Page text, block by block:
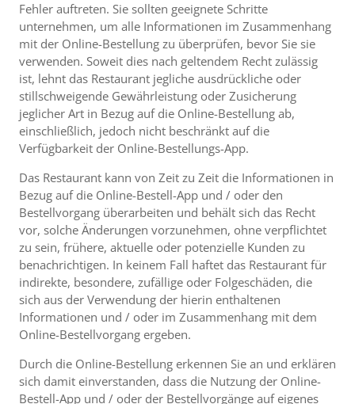
Fehler auftreten. Sie sollten geeignete Schritte
unternehmen, um alle Informationen im Zusammenhang
mit der Online-Bestellung zu überprüfen, bevor Sie sie
verwenden. Soweit dies nach geltendem Recht zulässig
ist, lehnt das Restaurant jegliche ausdrückliche oder
stillschweigende Gewährleistung oder Zusicherung
jeglicher Art in Bezug auf die Online-Bestellung ab,
einschließlich, jedoch nicht beschränkt auf die
Verfügbarkeit der Online-Bestellungs-App.
Das Restaurant kann von Zeit zu Zeit die Informationen in
Bezug auf die Online-Bestell-App und / oder den
Bestellvorgang überarbeiten und behält sich das Recht
vor, solche Änderungen vorzunehmen, ohne verpflichtet
zu sein, frühere, aktuelle oder potenzielle Kunden zu
benachrichtigen. In keinem Fall haftet das Restaurant für
indirekte, besondere, zufällige oder Folgeschäden, die
sich aus der Verwendung der hierin enthaltenen
Informationen und / oder im Zusammenhang mit dem
Online-Bestellvorgang ergeben.
Durch die Online-Bestellung erkennen Sie an und erklären
sich damit einverstanden, dass die Nutzung der Online-
Bestell-App und / oder der Bestellvorgänge auf eigenes